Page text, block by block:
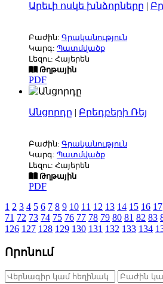
Արեւի ոսկե խնձորները |
Բաժին: Գրականություն
Կարգ: Պատմվածք
Լեզու: Հայերեն
Թղթային
PDF
Անցորդը | Բրեդբերի Ռեյ
Բաժին: Գրականություն
Կարգ: Պատմվածք
Լեզու: Հայերեն
Թղթային
PDF
1 2 3 4 5 6 7 8 9 10 11 12 13 14 15 16 17
71 72 73 74 75 76 77 78 79 80 81 82 83
126 127 128 129 130 131 132 133 134
Որոնում